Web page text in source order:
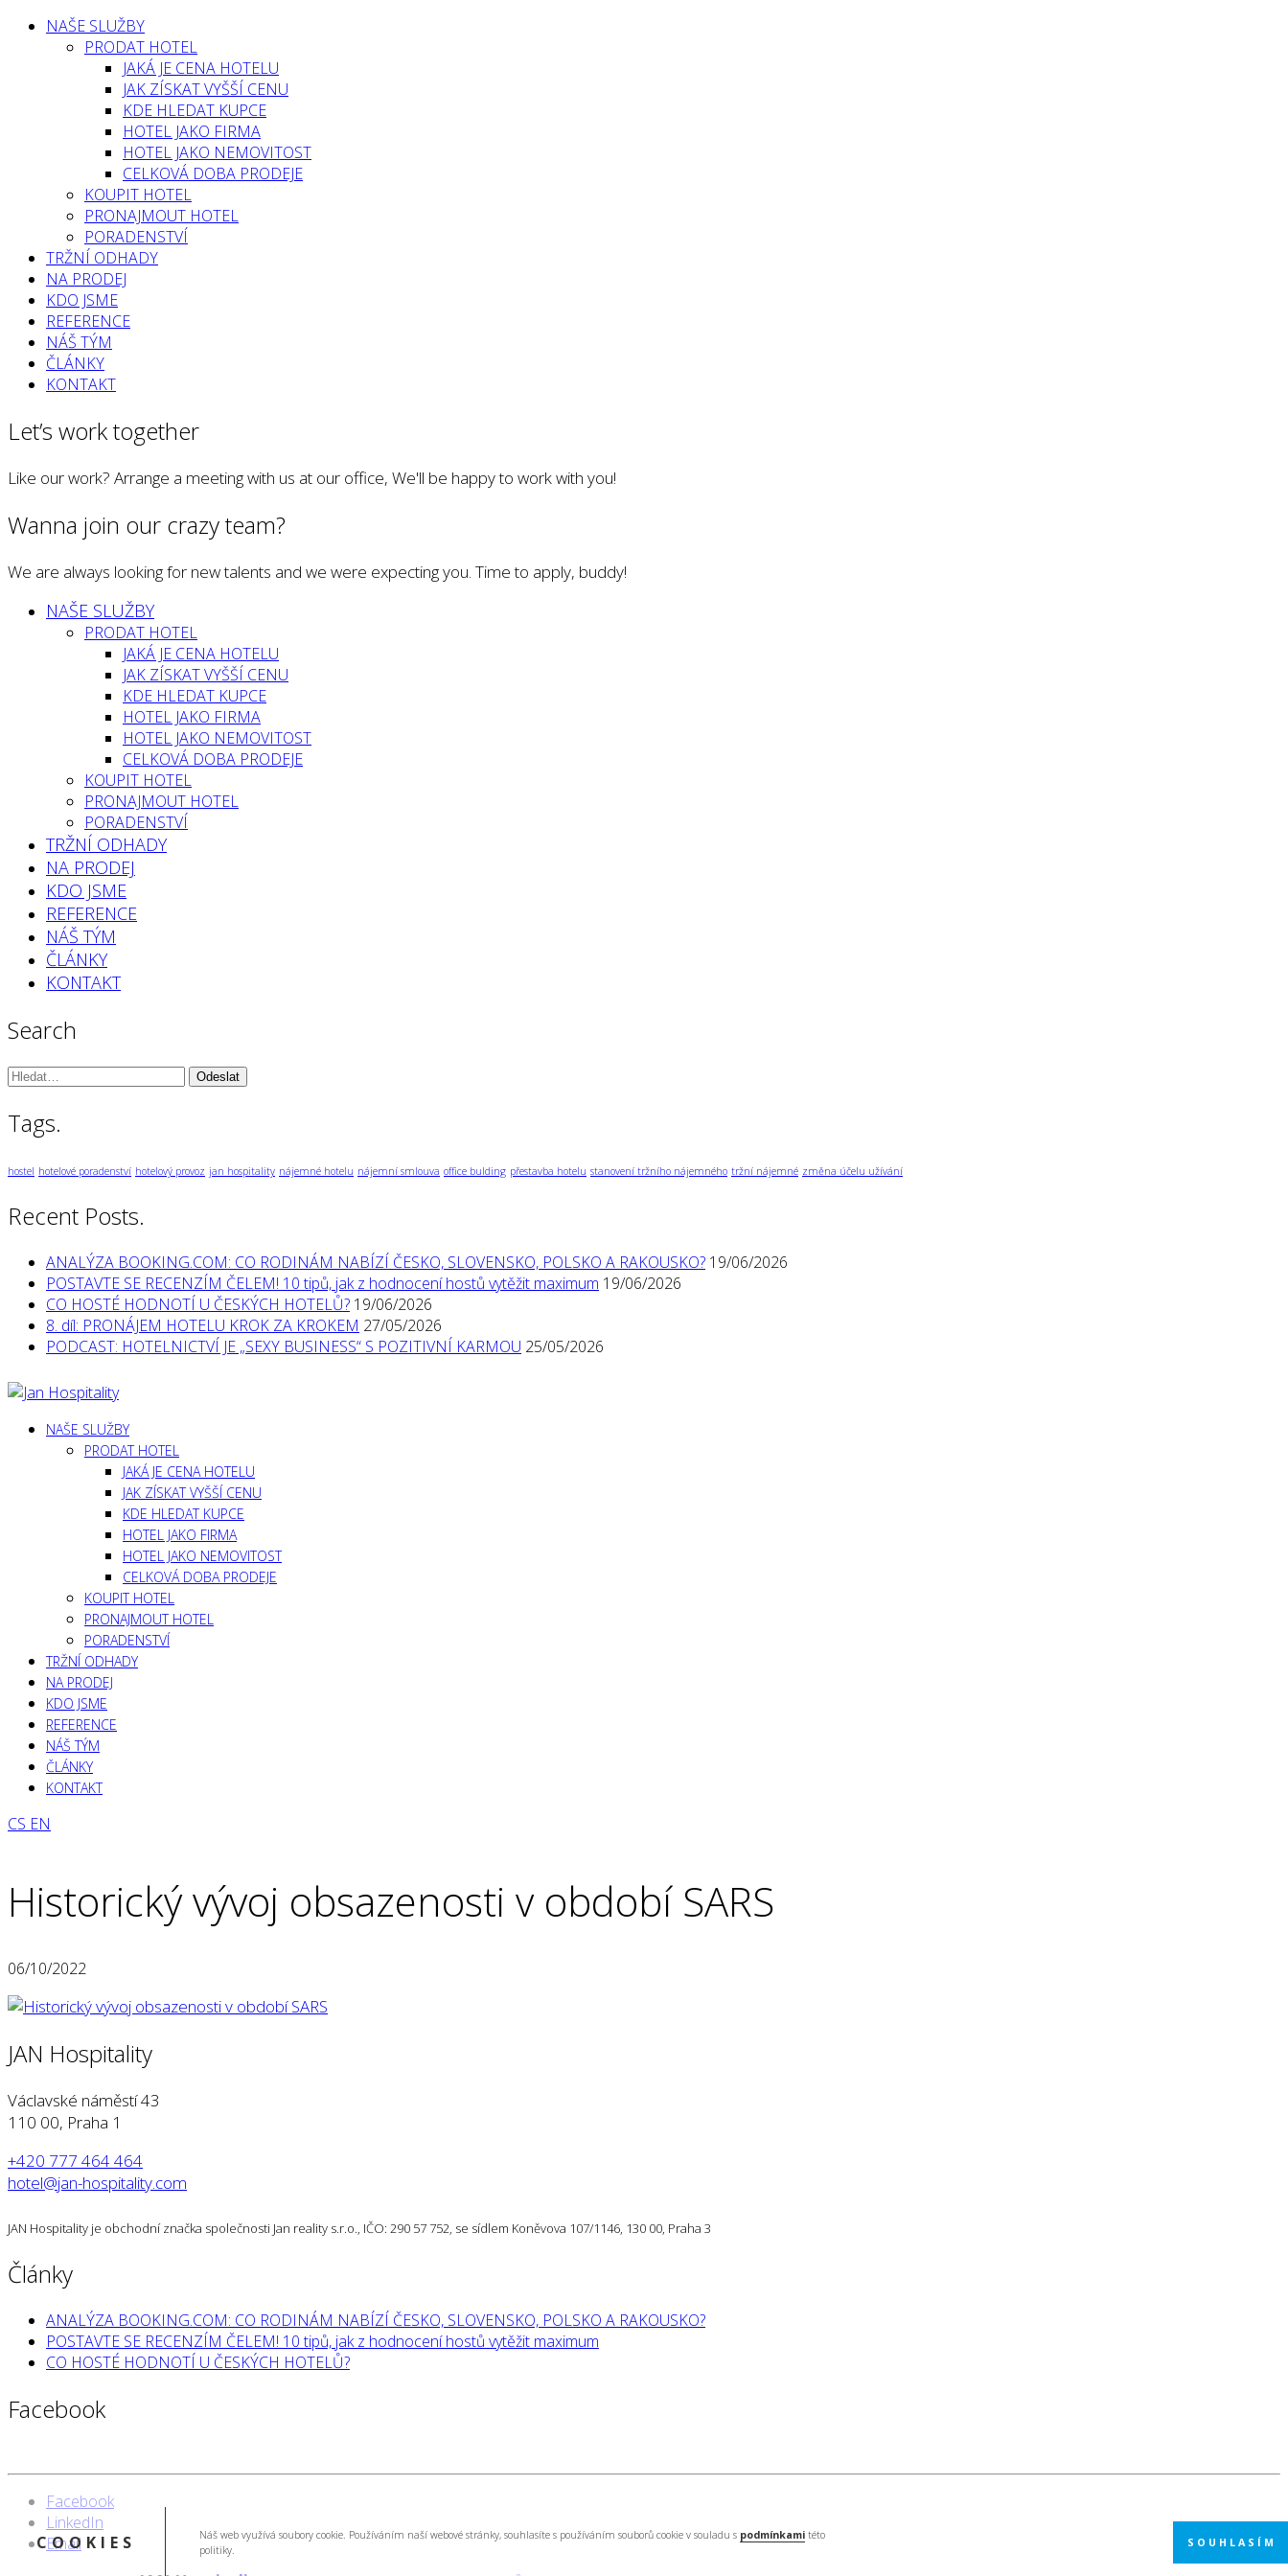
COOKIES Náš web využívá soubory cookie. Používáním naší webové stránky, souhlasíte s používáním souborů cookie v souladu s podmínkami této
politiky.
SOUHLASÍM
NAŠE SLUŽBY
PRODAT HOTEL
JAKÁ JE CENA HOTELU
JAK ZÍSKAT VYŠŠÍ CENU
KDE HLEDAT KUPCE
HOTEL JAKO FIRMA
HOTEL JAKO NEMOVITOST
CELKOVÁ DOBA PRODEJE
KOUPIT HOTEL
PRONAJMOUT HOTEL
PORADENSTVÍ
TRŽNÍ ODHADY
NA PRODEJ
KDO JSME
REFERENCE
NÁŠ TÝM
ČLÁNKY
KONTAKT
Let’s work together
Like our work? Arrange a meeting with us at our office, We'll be happy to work with you!
Wanna join our crazy team?
We are always looking for new talents and we were expecting you. Time to apply, buddy!
NAŠE SLUŽBY
PRODAT HOTEL
JAKÁ JE CENA HOTELU
JAK ZÍSKAT VYŠŠÍ CENU
KDE HLEDAT KUPCE
HOTEL JAKO FIRMA
HOTEL JAKO NEMOVITOST
CELKOVÁ DOBA PRODEJE
KOUPIT HOTEL
PRONAJMOUT HOTEL
PORADENSTVÍ
TRŽNÍ ODHADY
NA PRODEJ
KDO JSME
REFERENCE
NÁŠ TÝM
ČLÁNKY
KONTAKT
Search
Vyhledávání:
Tags.
hostel hotelové poradenství hotelový provoz jan hospitality nájemné hotelu nájemní smlouva office bulding přestavba hotelu stanovení tržního nájemného tržní nájemné změna účelu užívání
Recent Posts.
ANALÝZA BOOKING.COM: CO RODINÁM NABÍZÍ ČESKO, SLOVENSKO, POLSKO A RAKOUSKO? 19/06/2026
POSTAVTE SE RECENZÍM ČELEM! 10 tipů, jak z hodnocení hostů vytěžit maximum 19/06/2026
CO HOSTÉ HODNOTÍ U ČESKÝCH HOTELŮ? 19/06/2026
8. díl: PRONÁJEM HOTELU KROK ZA KROKEM 27/05/2026
PODCAST: HOTELNICTVÍ JE „SEXY BUSINESS“ S POZITIVNÍ KARMOU 25/05/2026
NAŠE SLUŽBY
PRODAT HOTEL
JAKÁ JE CENA HOTELU
JAK ZÍSKAT VYŠŠÍ CENU
KDE HLEDAT KUPCE
HOTEL JAKO FIRMA
HOTEL JAKO NEMOVITOST
CELKOVÁ DOBA PRODEJE
KOUPIT HOTEL
PRONAJMOUT HOTEL
PORADENSTVÍ
TRŽNÍ ODHADY
NA PRODEJ
KDO JSME
REFERENCE
NÁŠ TÝM
ČLÁNKY
KONTAKT
CS EN
Historický vývoj obsazenosti v období SARS
06/10/2022
JAN Hospitality
Václavské náměstí 43
110 00, Praha 1
+420 777 464 464
hotel@jan-hospitality.com
JAN Hospitality je obchodní značka společnosti Jan reality s.r.o., IČO: 290 57 752, se sídlem Koněvova 107/1146, 130 00, Praha 3
Články
ANALÝZA BOOKING.COM: CO RODINÁM NABÍZÍ ČESKO, SLOVENSKO, POLSKO A RAKOUSKO?
POSTAVTE SE RECENZÍM ČELEM! 10 tipů, jak z hodnocení hostů vytěžit maximum
CO HOSTÉ HODNOTÍ U ČESKÝCH HOTELŮ?
Facebook
Facebook
LinkedIn
Email